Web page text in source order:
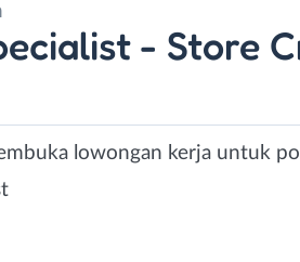
- Store
lowongan kerja untuk